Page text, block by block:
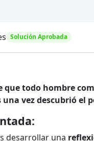
Solución Aprobada
que todo hombre
vez descubrió el
desarrollar una